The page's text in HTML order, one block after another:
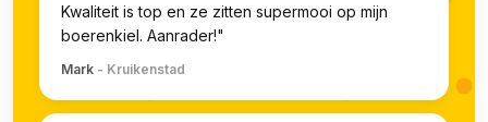
Kwaliteit is top en ze zitten supermooi op mijn
boerenkiel. Aanrader!"
Mark - Kruikenstad